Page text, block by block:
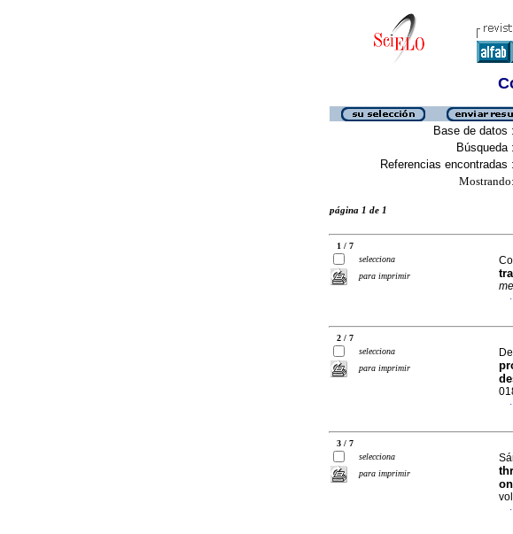
Base de datos :
Búsqueda :
Referencias encontradas :
Mostrando:
página 1 de 1
1 / 7
selecciona
para imprimir
·
2 / 7
selecciona
para imprimir
·
3 / 7
selecciona
para imprimir
·